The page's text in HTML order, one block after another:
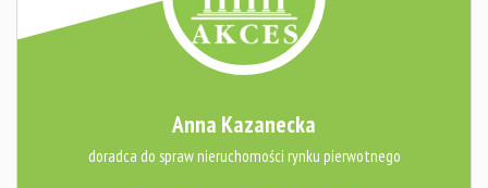
Anna Kazanecka
doradca do spraw nieruchomości rynku pierwotnego